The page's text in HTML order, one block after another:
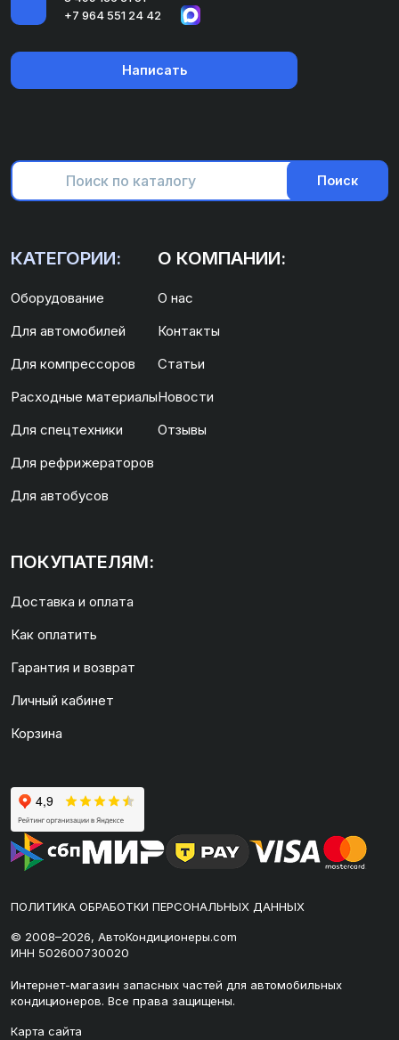
+7 964 551 24 42
Написать
Поиск
КАТЕГОРИИ:
Оборудование
Для автомобилей
Для компрессоров
Расходные материалы
Для спецтехники
Для рефрижераторов
Для автобусов
О КОМПАНИИ:
О нас
Контакты
Статьи
Новости
Отзывы
ПОКУПАТЕЛЯМ:
Доставка и оплата
Как оплатить
Гарантия и возврат
Личный кабинет
Корзина
ПОЛИТИКА ОБРАБОТКИ ПЕРСОНАЛЬНЫХ ДАННЫХ
© 2008–2026, АвтоКондиционеры.com
ИНН 502600730020
Интернет-магазин запасных частей для автомобильных
кондиционеров. Все права защищены.
Карта сайта